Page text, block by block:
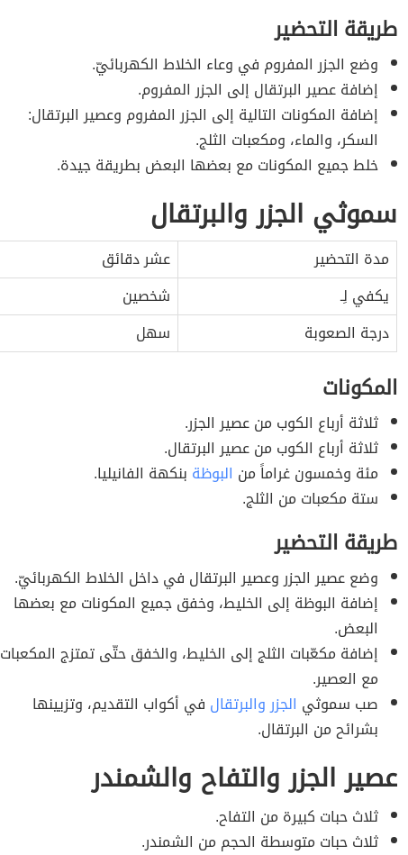
طريقة التحضير
وضع الجزر المفروم في وعاء الخلاط الكهربائيّ.
إضافة عصير البرتقال إلى الجزر المفروم.
إضافة المكونات التالية إلى الجزر المفروم وعصير البرتقال:
السكر، والماء، ومكعبات الثلج.
خلط جميع المكونات مع بعضها البعض بطريقة جيدة.
سموثي الجزر والبرتقال
مدة التحضير
عشر دقائق
يكفي لِـ
شخصين
درجة الصعوبة
سهل
المكونات
ثلاثة أرباع الكوب من عصير الجزر.
ثلاثة أرباع الكوب من عصير البرتقال.
مئة وخمسون غراماً من البوظة بنكهة الفانيليا.
ستة مكعبات من الثلج.
طريقة التحضير
وضع عصير الجزر وعصير البرتقال في داخل الخلاط الكهربائيّ.
إضافة البوظة إلى الخليط، وخفق جميع المكونات مع بعضها
البعض.
إضافة مكعّبات الثلج إلى الخليط، والخفق حتّى تمتزج المكعبات
مع العصير.
صب سموثي الجزر والبرتقال في أكواب التقديم، وتزيينها
بشرائح من البرتقال.
عصير الجزر والتفاح والشمندر
ثلاث حبات كبيرة من التفاح.
ثلاث حبات متوسطة الحجم من الشمندر.